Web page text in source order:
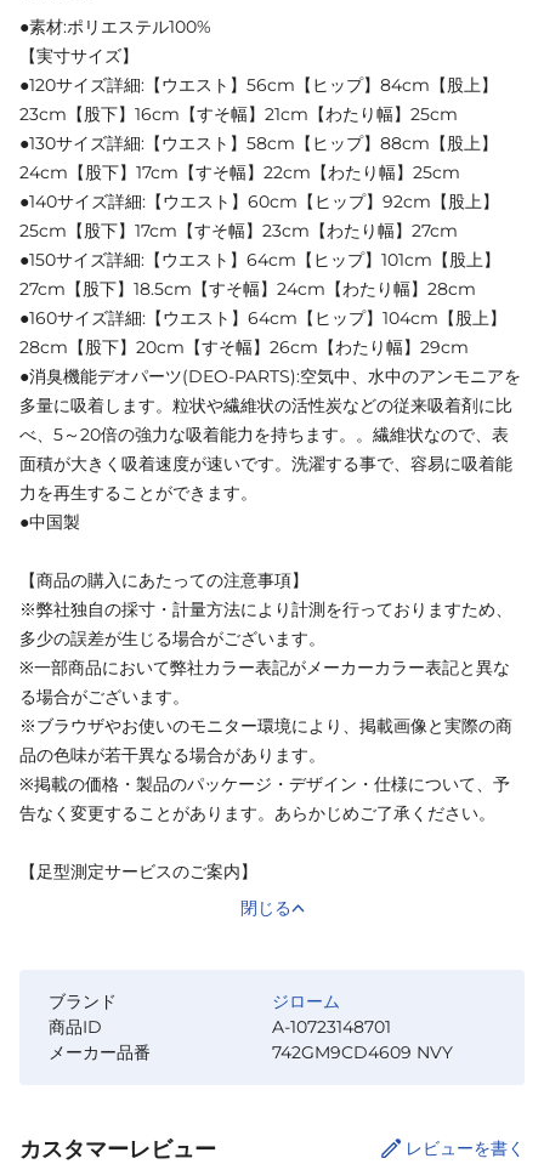
●素材:ポリエステル100%
【実寸サイズ】
●120サイズ詳細:【ウエスト】56cm【ヒップ】84cm【股上】
23cm【股下】16cm【すそ幅】21cm【わたり幅】25cm
●130サイズ詳細:【ウエスト】58cm【ヒップ】88cm【股上】
24cm【股下】17cm【すそ幅】22cm【わたり幅】25cm
●140サイズ詳細:【ウエスト】60cm【ヒップ】92cm【股上】
25cm【股下】17cm【すそ幅】23cm【わたり幅】27cm
●150サイズ詳細:【ウエスト】64cm【ヒップ】101cm【股上】
27cm【股下】18.5cm【すそ幅】24cm【わたり幅】28cm
●160サイズ詳細:【ウエスト】64cm【ヒップ】104cm【股上】
28cm【股下】20cm【すそ幅】26cm【わたり幅】29cm
●消臭機能デオパーツ(DEO-PARTS):空気中、水中のアンモニアを
多量に吸着します。粒状や繊維状の活性炭などの従来吸着剤に比
べ、5～20倍の強力な吸着能力を持ちます。。繊維状なので、表
面積が大きく吸着速度が速いです。洗濯する事で、容易に吸着能
力を再生することができます。
●中国製
【商品の購入にあたっての注意事項】
※弊社独自の採寸・計量方法により計測を行っておりますため、
多少の誤差が生じる場合がございます。
※一部商品において弊社カラー表記がメーカーカラー表記と異な
る場合がございます。
※ブラウザやお使いのモニター環境により、掲載画像と実際の商
品の色味が若干異なる場合があります。
※掲載の価格・製品のパッケージ・デザイン・仕様について、予
告なく変更することがあります。あらかじめご了承ください。
【足型測定サービスのご案内】
閉じる
ブランド
ジローム
商品ID
A-10723148701
メーカー品番
742GM9CD4609 NVY
カスタマーレビュー レビューを書く